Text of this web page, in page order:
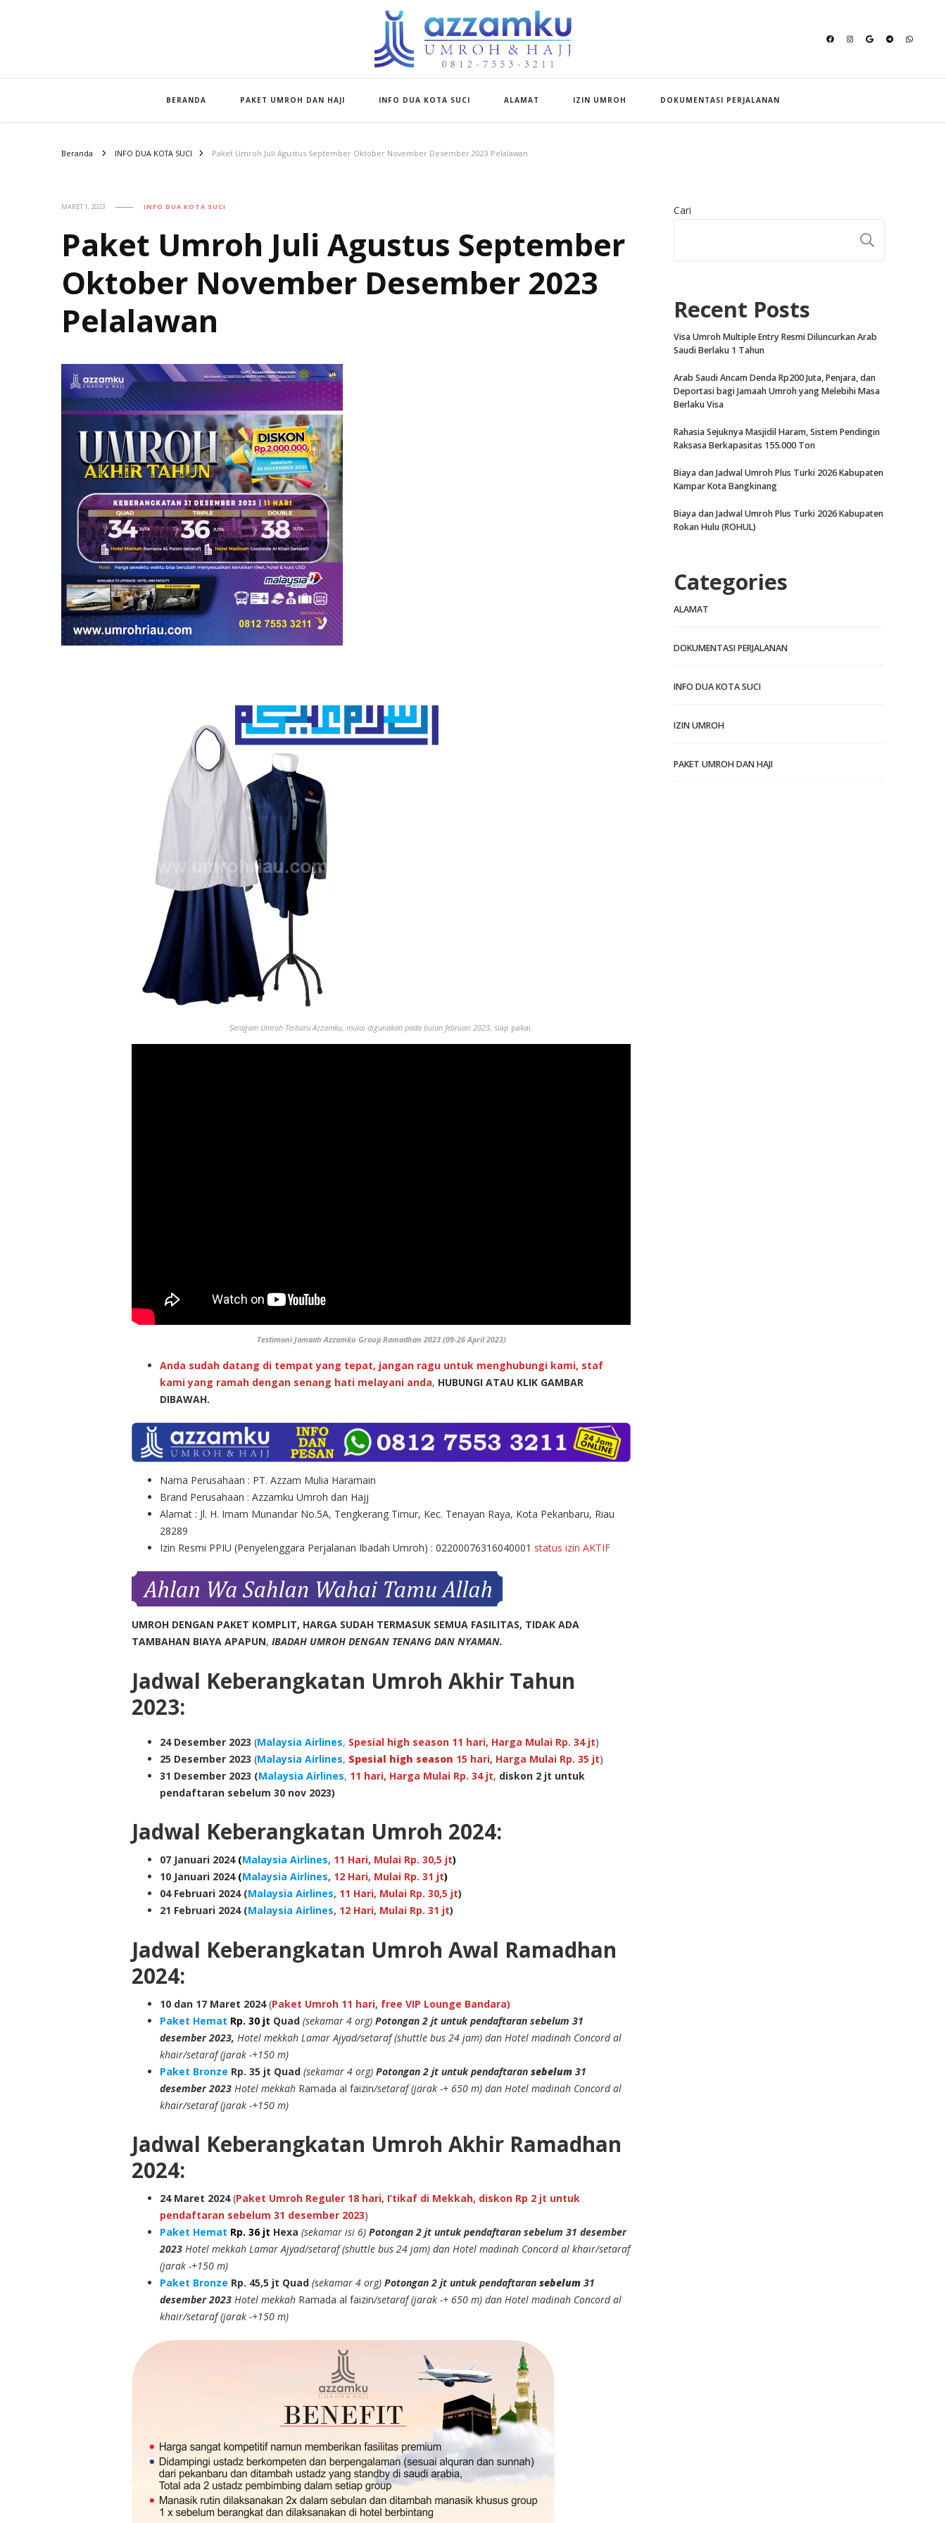
BERANDA PAKET UMROH DAN HAJI INFO DUA KOTA SUCI ALAMAT IZIN UMROH DOKUMENTASI PERJALANAN
Beranda INFO DUA KOTA SUCI Paket Umroh Juli Agustus September Oktober November Desember 2023 Pelalawan
MARET 1, 2023 INFO DUA KOTA SUCI
Paket Umroh Juli Agustus September
Oktober November Desember 2023
Pelalawan
Seragam Umroh Terbaru Azzamku, mulai digunakan pada bulan februari 2023, siap pakai.
Testimoni Jamaah Azzamku Group Ramadhan 2023 (09-26 April 2023)
Anda sudah datang di tempat yang tepat, jangan ragu untuk menghubungi kami, staf
kami yang ramah dengan senang hati melayani anda, HUBUNGI ATAU KLIK GAMBAR
DIBAWAH.
Nama Perusahaan : PT. Azzam Mulia Haramain
Brand Perusahaan : Azzamku Umroh dan Hajj
Alamat : Jl. H. Imam Munandar No.5A, Tengkerang Timur, Kec. Tenayan Raya, Kota Pekanbaru, Riau
28289
Izin Resmi PPIU (Penyelenggara Perjalanan Ibadah Umroh) : 02200076316040001 status izin AKTIF
UMROH DENGAN PAKET KOMPLIT, HARGA SUDAH TERMASUK SEMUA FASILITAS, TIDAK ADA
TAMBAHAN BIAYA APAPUN, IBADAH UMROH DENGAN TENANG DAN NYAMAN.
Jadwal Keberangkatan Umroh Akhir Tahun
2023:
24 Desember 2023 (Malaysia Airlines, Spesial high season 11 hari, Harga Mulai Rp. 34 jt)
25 Desember 2023 (Malaysia Airlines, Spesial high season 15 hari, Harga Mulai Rp. 35 jt)
31 Desember 2023 (Malaysia Airlines, 11 hari, Harga Mulai Rp. 34 jt, diskon 2 jt untuk
pendaftaran sebelum 30 nov 2023)
Jadwal Keberangkatan Umroh 2024:
07 Januari 2024 (Malaysia Airlines, 11 Hari, Mulai Rp. 30,5 jt)
10 Januari 2024 (Malaysia Airlines, 12 Hari, Mulai Rp. 31 jt)
04 Februari 2024 (Malaysia Airlines, 11 Hari, Mulai Rp. 30,5 jt)
21 Februari 2024 (Malaysia Airlines, 12 Hari, Mulai Rp. 31 jt)
Jadwal Keberangkatan Umroh Awal Ramadhan
2024:
10 dan 17 Maret 2024(Paket Umroh 11 hari, free VIP Lounge Bandara)
Paket Hemat Rp. 30 jt Quad (sekamar 4 org) Potongan 2 jt untuk pendaftaran sebelum 31
desember 2023, Hotel mekkah Lamar Ajyad/setaraf (shuttle bus 24 jam) dan Hotel madinah Concord al
khair/setaraf (jarak -+150 m)
Paket Bronze Rp. 35 jt Quad (sekamar 4 org) Potongan 2 jt untuk pendaftaran sebelum 31
desember 2023 Hotel mekkah Ramada al faizin/setaraf (jarak -+ 650 m) dan Hotel madinah Concord al
khair/setaraf (jarak -+150 m)
Jadwal Keberangkatan Umroh Akhir Ramadhan
2024:
24 Maret 2024(Paket Umroh Reguler 18 hari, I’tikaf di Mekkah, diskon Rp 2 jt untuk
pendaftaran sebelum 31 desember 2023)
Paket Hemat Rp. 36 jt Hexa (sekamar isi 6) Potongan 2 jt untuk pendaftaran sebelum 31 desember
2023 Hotel mekkah Lamar Ajyad/setaraf (shuttle bus 24 jam) dan Hotel madinah Concord al khair/setaraf
(jarak -+150 m)
Paket Bronze Rp. 45,5 jt Quad (sekamar 4 org) Potongan 2 jt untuk pendaftaran sebelum 31
desember 2023 Hotel mekkah Ramada al faizin/setaraf (jarak -+ 650 m) dan Hotel madinah Concord al
khair/setaraf (jarak -+150 m)
Cari
Recent Posts
Visa Umroh Multiple Entry Resmi Diluncurkan Arab
Saudi Berlaku 1 Tahun
Arab Saudi Ancam Denda Rp200 Juta, Penjara, dan
Deportasi bagi Jamaah Umroh yang Melebihi Masa
Berlaku Visa
Rahasia Sejuknya Masjidil Haram, Sistem Pendingin
Raksasa Berkapasitas 155.000 Ton
Biaya dan Jadwal Umroh Plus Turki 2026 Kabupaten
Kampar Kota Bangkinang
Biaya dan Jadwal Umroh Plus Turki 2026 Kabupaten
Rokan Hulu (ROHUL)
Categories
ALAMAT
DOKUMENTASI PERJALANAN
INFO DUA KOTA SUCI
IZIN UMROH
PAKET UMROH DAN HAJI